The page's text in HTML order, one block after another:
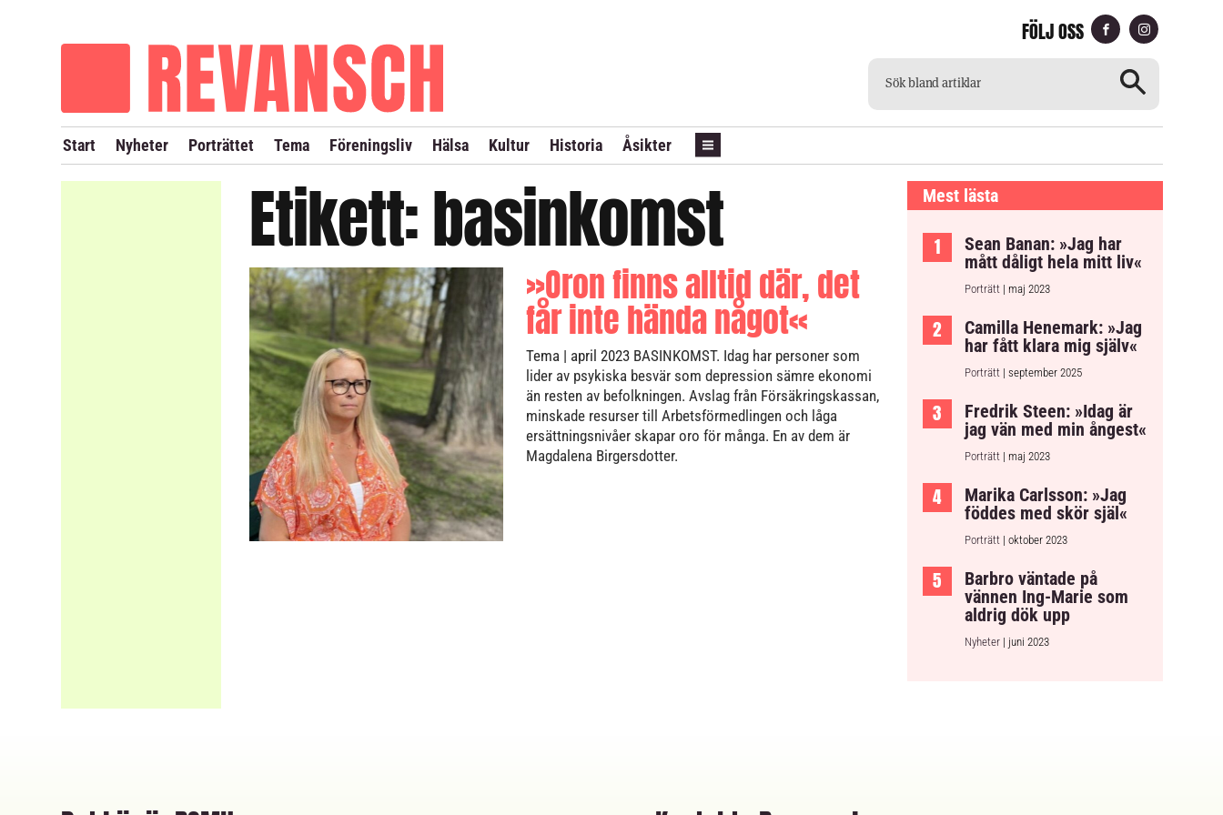
Start Nyheter Porträttet Tema Föreningsliv Hälsa Kultur Historia Åsikter
OM REVANSCH TIDIGARE NUMMER PRENUMERERA ANNONSERA LÖPSEDEL REVANSCH
FÖLJ OSS
Etikett:basinkomst
»Oron finns alltid där, det
får inte hända något«
Tema | april 2023 BASINKOMST. Idag har personer som
lider av psykiska besvär som depression sämre ekonomi
än resten av befolkningen. Avslag från Försäkringskassan,
minskade resurser till Arbetsförmedlingen och låga
ersättningsnivåer skapar oro för många. En av dem är
Magdalena Birgersdotter.
Mest lästa
Sean Banan: »Jag har
mått dåligt hela mitt liv«
Porträtt| maj 2023
Camilla Henemark: »Jag
har fått klara mig själv«
Porträtt| september 2025
Fredrik Steen: »Idag är
jag vän med min ångest«
Porträtt| maj 2023
Marika Carlsson: »Jag
föddes med skör själ«
Porträtt| oktober 2023
Barbro väntade på
vännen Ing-Marie som
aldrig dök upp
Nyheter| juni 2023